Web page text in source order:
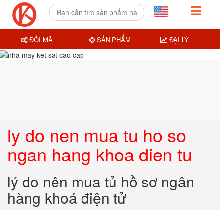
ly do nen mua tu ho so
ngan hang khoa dien tu
lý do nên mua tủ hồ sơ ngân
hàng khoá điện tử
ĐỔI MÃ SẢN PHẨM ĐẠI LÝ